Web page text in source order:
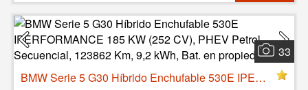
33
BMW Serie 5 G30 Híbrido Enchufable 530E IPERFORMANCE 185 KW (252 CV), PHEV Petrol, Secuencial, 123862 Km, 9,2 kWh, Bat. en propiedad